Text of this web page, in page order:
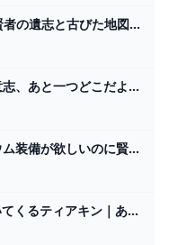
南オルディン空諸島の賢者の遺志と古びた地図の取り方【ティアキン】 とあるゲームブログの軌跡
寄り道ゼルダ 賢者の意志、あと一つどこだよ #無言 #ゼルダ #ティアキン - YouTube
【ティアキン】ゾナニウム装備が欲しいのに賢者の意志ばかり出てくる…ｗ｜ぽちぽちゲーム速報
ここだけ分身じゃなく賢者本人がついてくるティアキン｜あにまん掲示板